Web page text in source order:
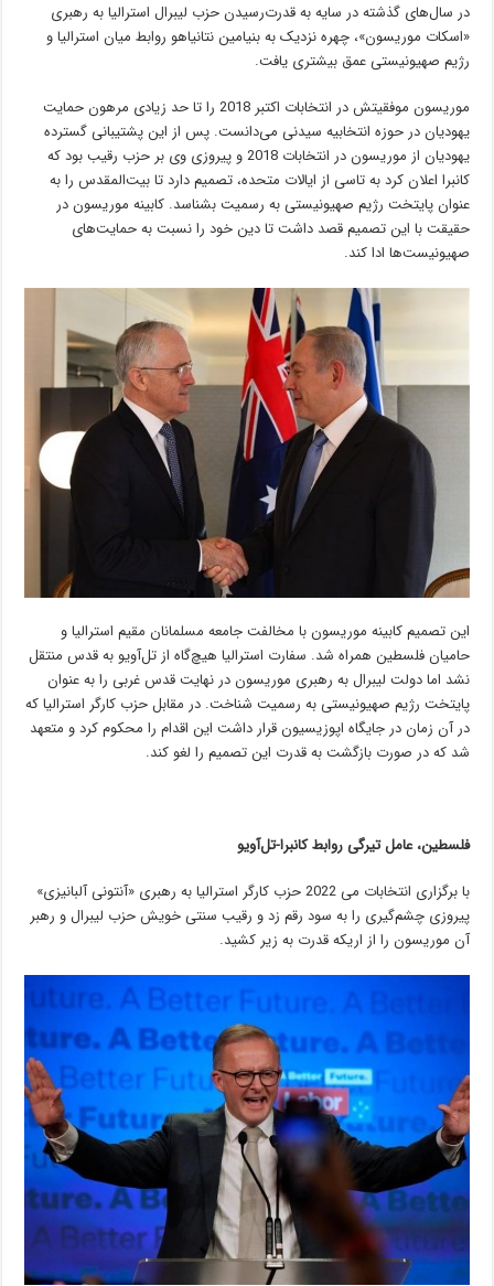
در سال‌های گذشته در سایه به قدرت‌رسیدن حزب لیبرال استرالیا به رهبری
«اسکات موریسون»، چهره نزدیک به بنیامین نتانیاهو روابط میان استرالیا و
رژیم صهیونیستی عمق بیشتری یافت.
موریسون موفقیتش در انتخابات اکتبر 2018 را تا حد زیادی مرهون حمایت
یهودیان در حوزه انتخابیه سیدنی می‌دانست. پس از این پشتیبانی گسترده
یهودیان از موریسون در انتخابات 2018 و پیروزی وی بر حزب رقیب بود که
کانبرا اعلان کرد به تاسی از ایالات متحده،‌ تصمیم دارد تا بیت‌المقدس را به
عنوان پایتخت رژیم صهیونیستی به رسمیت بشناسد. کابینه موریسون در
حقیقت با این تصمیم قصد داشت تا دین خود را نسبت به حمایت‌های
صهیونیست‌ها ادا کند.
این تصمیم کابینه موریسون با مخالفت جامعه مسلمانان مقیم استرالیا و
حامیان فلسطین همراه شد. سفارت استرالیا هیچ‌گاه از تل‌آویو به قدس منتقل
نشد اما دولت لیبرال به رهبری موریسون در نهایت قدس غربی را به عنوان
پایتخت رژیم صهیونیستی به رسمیت شناخت. در مقابل حزب کارگر استرالیا که
در آن زمان در جایگاه اپوزیسیون قرار داشت این اقدام را محکوم کرد و متعهد
شد که در صورت بازگشت به قدرت این تصمیم را لغو کند.
فلسطین، عامل تیرگی روابط کانبرا-تل‌آویو
با برگزاری انتخابات می 2022 حزب کارگر استرالیا به رهبری «آنتونی آلبانیزی»
پیروزی چشم‌گیری را به سود رقم زد و رقیب سنتی خویش حزب لیبرال و رهبر
آن موریسون را از اریکه قدرت به زیر کشید.